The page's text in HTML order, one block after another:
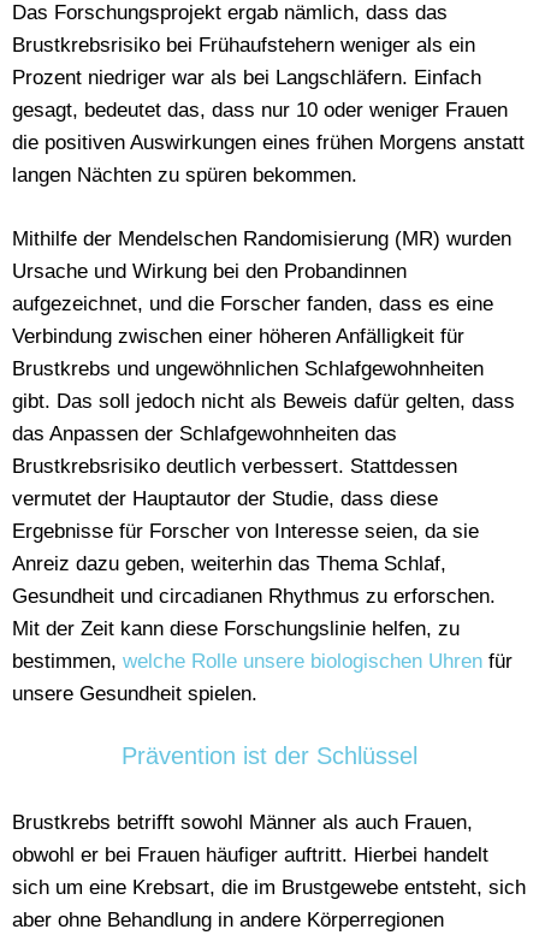
Das Forschungsprojekt ergab nämlich, dass das
Brustkrebsrisiko bei Frühaufstehern weniger als ein
Prozent niedriger war als bei Langschläfern. Einfach
gesagt, bedeutet das, dass nur 10 oder weniger Frauen
die positiven Auswirkungen eines frühen Morgens anstatt
langen Nächten zu spüren bekommen.
Mithilfe der Mendelschen Randomisierung (MR) wurden
Ursache und Wirkung bei den Probandinnen
aufgezeichnet, und die Forscher fanden, dass es eine
Verbindung zwischen einer höheren Anfälligkeit für
Brustkrebs und ungewöhnlichen Schlafgewohnheiten
gibt. Das soll jedoch nicht als Beweis dafür gelten, dass
das Anpassen der Schlafgewohnheiten das
Brustkrebsrisiko deutlich verbessert. Stattdessen
vermutet der Hauptautor der Studie, dass diese
Ergebnisse für Forscher von Interesse seien, da sie
Anreiz dazu geben, weiterhin das Thema Schlaf,
Gesundheit und circadianen Rhythmus zu erforschen.
Mit der Zeit kann diese Forschungslinie helfen, zu
bestimmen, welche Rolle unsere biologischen Uhren für
unsere Gesundheit spielen.
Prävention ist der Schlüssel
Brustkrebs betrifft sowohl Männer als auch Frauen,
obwohl er bei Frauen häufiger auftritt. Hierbei handelt
sich um eine Krebsart, die im Brustgewebe entsteht, sich
aber ohne Behandlung in andere Körperregionen